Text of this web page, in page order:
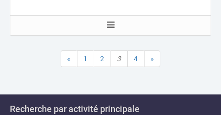
« 1 2 3 4 »
Recherche par activité principale